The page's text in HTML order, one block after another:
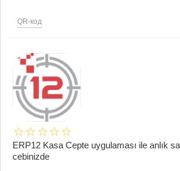
QR-код
ERP12 Kasa Cepte uygulaması ile anlık
cebinizde